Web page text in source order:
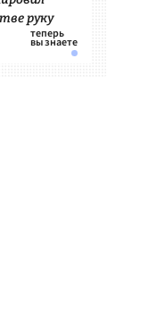
руку